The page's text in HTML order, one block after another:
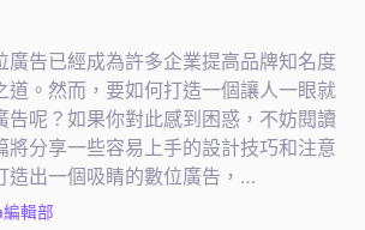
廣告已經成為許多企業提高品牌知名度
道。然而，要如何打造一個讓人一眼就
告呢？如果你對此感到困惑，不妨閱讀
將分享一些容易上手的設計技巧和注意
造出一個吸睛的數位廣告，…
輯部